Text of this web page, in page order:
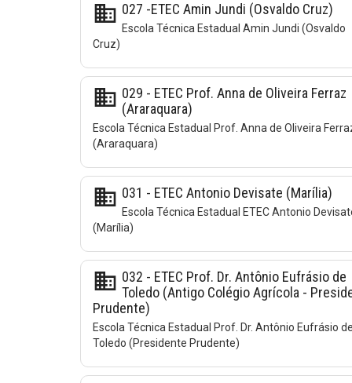
business 027 -ETEC Amin Jundi (Osvaldo Cruz)
Escola Técnica Estadual Amin Jundi (Osvaldo
Cruz)
business 029 - ETEC Prof. Anna de Oliveira Ferraz
(Araraquara)
Escola Técnica Estadual Prof. Anna de Oliveira
(Araraquara)
business 031 - ETEC Antonio Devisate (Marília)
Escola Técnica Estadual ETEC Antonio
(Marília)
business 032 - ETEC Prof. Dr. Antônio Eufrásio de
Toledo (Antigo Colégio Agrícola -
Prudente)
Escola Técnica Estadual Prof. Dr. Antônio Eufrásio de
Toledo (Presidente Prudente)